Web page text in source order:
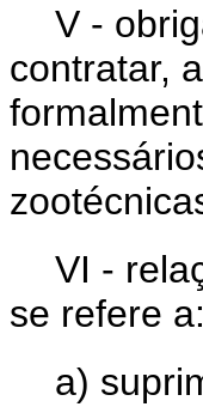
V -
contratar,
VI -
se refere a:
a)